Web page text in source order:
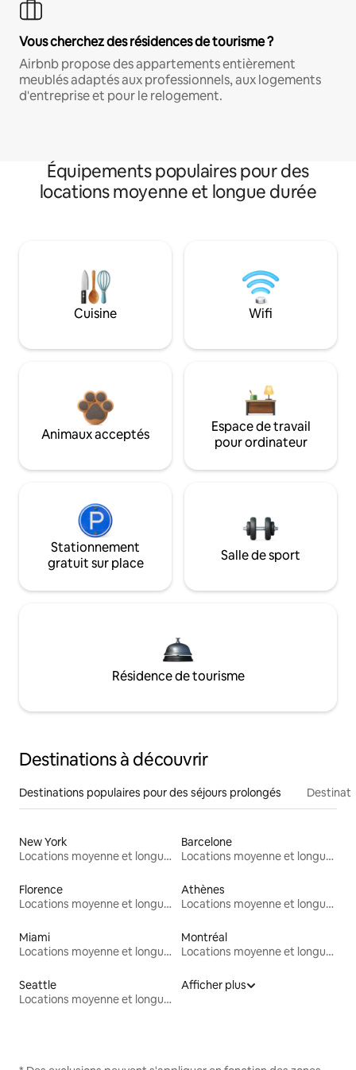
Vous cherchez des résidences de tourisme ?
Airbnb propose des appartements entièrement
meublés adaptés aux professionnels, aux logements
d'entreprise et pour le relogement.
Équipements populaires pour des
locations moyenne et longue durée
Cuisine Wifi
Animaux acceptés
Espace de travail
pour ordinateur
Stationnement
gratuit sur place
Salle de sport
Résidence de tourisme
Destinations à découvrir
Destinations populaires pour des séjours prolongés
New York
Locations moyenne et longue durée
Barcelone
Locations moyenne et longue durée
Florence
Locations moyenne et longue durée
Athènes
Locations moyenne et longue durée
Miami
Locations moyenne et longue durée
Montréal
Locations moyenne et longue durée
Seattle
Locations moyenne et longue durée
Afficher plus